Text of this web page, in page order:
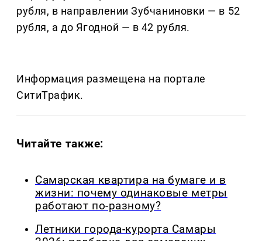
рубля, в направлении Зубчаниновки — в 52
рубля, а до Ягодной — в 42 рубля.
Информация размещена на портале
СитиТрафик.
Читайте также:
Самарская квартира на бумаге и в
жизни: почему одинаковые метры
работают по-разному?
Летники города-курорта Самары